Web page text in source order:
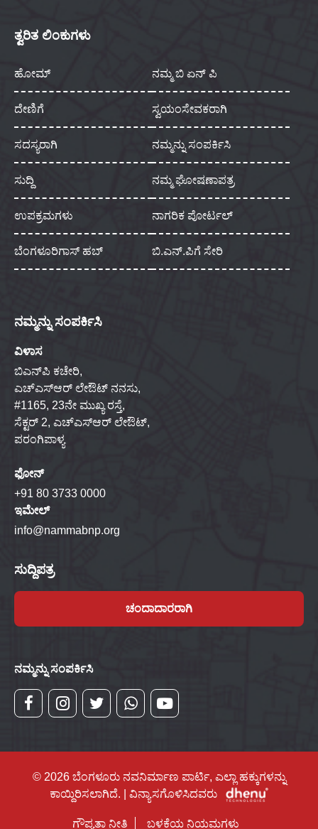
ತ್ವರಿತ ಲಿಂಕುಗಳು
ಹೋಮ್ ನಮ್ಮ ಬಿ ಏನ್ ಪಿ
ದೇಣಿಗೆ ಸ್ವಯಂಸೇವಕರಾಗಿ
ಸದಸ್ಯರಾಗಿ ನಮ್ಮನ್ನು ಸಂಪರ್ಕಿಸಿ
ಸುದ್ದಿ ನಮ್ಮ ಘೋಷಣಾಪತ್ರ
ಉಪಕ್ರಮಗಳು ನಾಗರಿಕ ಪೋರ್ಟಲ್
ಬೆಂಗಳೂರಿಗಾಸ್ ಹಬ್ ಬಿ.ಎನ್.ಪಿಗೆ ಸೇರಿ
ನಮ್ಮನ್ನು ಸಂಪರ್ಕಿಸಿ
ವಿಳಾಸ
ಬಿಎನ್‌ಪಿ ಕಚೇರಿ,
ಎಚ್‌ಎಸ್‌ಆರ್ ಲೇಔಟ್ ನನಸು,
#1165, 23ನೇ ಮುಖ್ಯ ರಸ್ತೆ,
ಸೆಕ್ಟರ್ 2, ಎಚ್‌ಎಸ್‌ಆರ್ ಲೇಔಟ್,
ಪರಂಗಿಪಾಳ್ಯ
ಫೋನ್
+91 80 3733 0000
ಇಮೇಲ್
info@nammabnp.org
ಸುದ್ದಿಪತ್ರ
ಚಂದಾದಾರರಾಗಿ
ನಮ್ಮನ್ನು ಸಂಪರ್ಕಿಸಿ
© 2026 ಬೆಂಗಳೂರು ನವನಿರ್ಮಾಣ ಪಾರ್ಟಿ, ಎಲ್ಲಾ ಹಕ್ಕುಗಳನ್ನು
ಕಾಯ್ದಿರಿಸಲಾಗಿದೆ. | ವಿನ್ಯಾಸಗೊಳಿಸಿದವರು
ಗೌಪ್ಯತಾ ನೀತಿ ಬಳಕೆಯ ನಿಯಮಗಳು